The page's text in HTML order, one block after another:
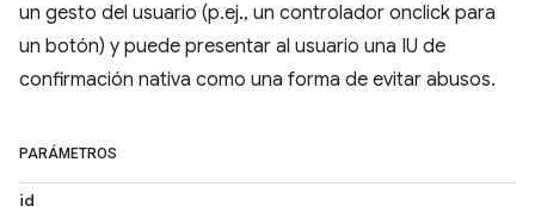
un gesto del usuario (p.ej., un controlador onclick para
un botón) y puede presentar al usuario una IU de
confirmación nativa como una forma de evitar abusos.
PARÁMETROS
id